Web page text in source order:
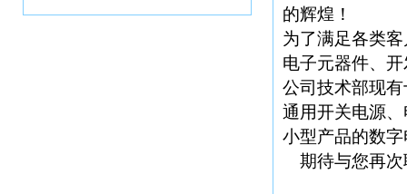
的辉煌！
为了满足各类
电子元器件、
公司技术部现
通用开关电源
小型产品的数
期待与您再次